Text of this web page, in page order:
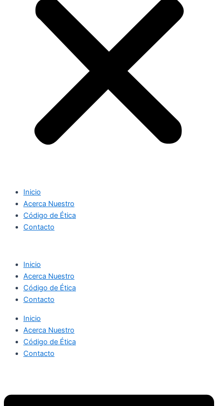
Inicio
Acerca Nuestro
Código de Ética
Contacto
Inicio
Acerca Nuestro
Código de Ética
Contacto
Inicio
Acerca Nuestro
Código de Ética
Contacto